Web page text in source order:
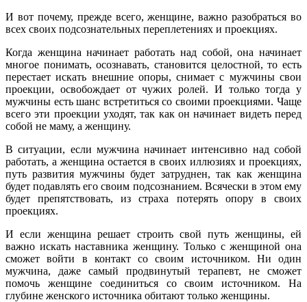
И вот почему, прежде всего, женщине, важно разобраться во
всех своих подсознательных переплетениях и проекциях.
Когда женщина начинает работать над собой, она начинает
многое понимать, осознавать, становится целостной, то есть
перестает искать внешние опоры, снимает с мужчины свои
проекции, освобождает от чужих ролей. И только тогда у
мужчины есть шанс встретиться со своими проекциями. Чаще
всего эти проекции уходят, так как он начинает видеть перед
собой не маму, а женщину.
В ситуации, если мужчина начинает интенсивно над собой
работать, а женщина остается в своих иллюзиях и проекциях,
путь развития мужчины будет затруднен, так как женщина
будет подавлять его своим подсознанием. Всячески в этом ему
будет препятствовать, из страха потерять опору в своих
проекциях.
И если женщина решает строить свой путь женщины, ей
важно искать наставника женщину. Только с женщиной она
сможет войти в контакт со своим источником. Ни один
мужчина, даже самый продвинутый терапевт, не сможет
помочь женщине соединиться со своим источником. На
глубине женского источника обитают только женщины.